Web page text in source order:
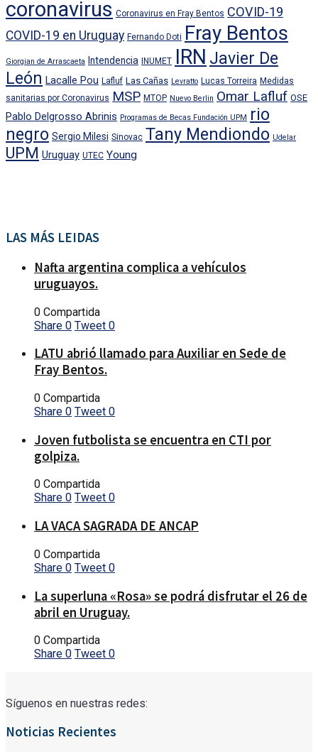
coronavirus Coronavirus en Fray Bentos COVID-19
COVID-19 en Uruguay Fernando Doti Fray Bentos
Giorgian de Arrascaeta Intendencia INUMET IRN Javier De
León Lacalle Pou Lafluf Las Cañas Levratto Lucas Torreira Medidas
sanitarias por Coronavirus MSP MTOP Nuevo Berlin Omar Lafluf OSE
Pablo Delgrosso Abrinis Programas de Becas Fundación UPM
rio
negro Sergio Milesi Sinovac Tany Mendiondo Udelar
UPM Uruguay UTEC Young
LAS MÁS LEIDAS
Nafta argentina complica a vehículos
uruguayos.
0 Compartida
Share 0 Tweet 0
LATU abrió llamado para Auxiliar en Sede de
Fray Bentos.
0 Compartida
Share 0 Tweet 0
Joven futbolista se encuentra en CTI por
golpiza.
0 Compartida
Share 0 Tweet 0
LA VACA SAGRADA DE ANCAP
0 Compartida
Share 0 Tweet 0
La superluna «Rosa» se podrá disfrutar el 26 de
abril en Uruguay.
0 Compartida
Share 0 Tweet 0
Síguenos en nuestras redes:
Noticias Recientes